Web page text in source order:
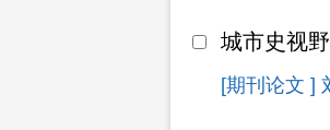
城市史视
[期刊论文 ]